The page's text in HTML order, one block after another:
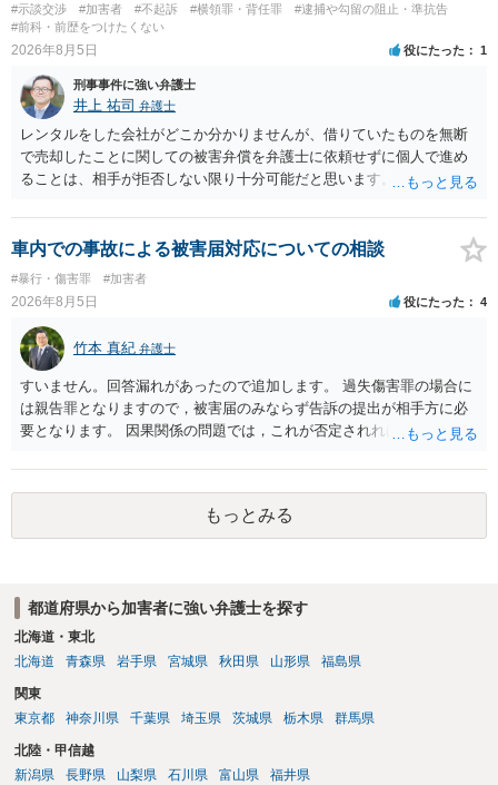
#示談交渉 #加害者 #不起訴 #横領罪・背任罪
#逮捕や勾留の阻止・準抗告
#前科・前歴をつけたくない
2026年8月5日 役にたった 1
刑事事件に強い弁護士
井上 祐司 弁護士
レンタルをした会社がどこか分かりませんが、借りていたものを無断
で売却したことに関しての被害弁償を弁護士に依頼せずに個人で進め
ることは、相手が拒否しない限り十分可能だと思います。 見積を出し
か）、弁護士に法律相談において助言をもらえば足りるでしょう。
車内での事故による被害届対応についての相談
#暴行・傷害罪 #加害者
2026年8月5日 役にたった 4
竹本 真紀 弁護士
すいません。回答漏れがあったので追加します。 過失傷害罪の場合に
は親告罪となりますので，被害届のみならず告訴の提出が相手方に必
要となります。 因果関係の問題では，これが否定されれば ①刑事的に
断されれば処罰規定がない状態になると思います。 ②民事的には傷害
部分が否定されますので，暴行行為自体による損害（慰謝料的なもの
になるでしょうか…）だけが対象となってきます。
もっとみる
都道府県から加害者に強い弁護士を探す
北海道・東北
北海道
青森県 岩手県 宮城県 秋田県 山形県 福島県
関東
東京都
神奈川県 千葉県 埼玉県 茨城県 栃木県 群馬県
北陸・甲信越
新潟県
長野県 山梨県 石川県 富山県 福井県